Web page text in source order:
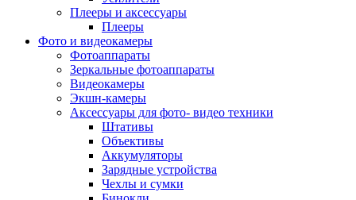
Аксессуары для смартфонов и планшетов
Внешние аккумуляторы
Гарнитуры для телефонов
Держатели и подставки
Док станции
Зарядные устройства
Защитные стекла для смартфонов
Кабели и шлейфы
Моноподы
Пленки для планшетов
Прочие аксессуары для телефонов
Стилусы
Трекеры
Чехлы для планшетов
Плееры и аксессуары
Плееры
Фото и видеокамеры
Фотоаппараты
Зеркальные фотоаппараты
Видеокамеры
Экшн-камеры
Аксессуары для фото- видео техники
Штативы
Объективы
Аккумуляторы
Зарядные устройства
Чехлы и сумки